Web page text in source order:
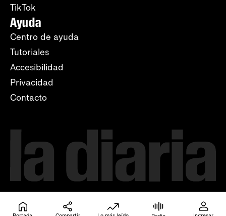
TikTok
Ayuda
Centro de ayuda
Tutoriales
Accesibilidad
Privacidad
Contacto